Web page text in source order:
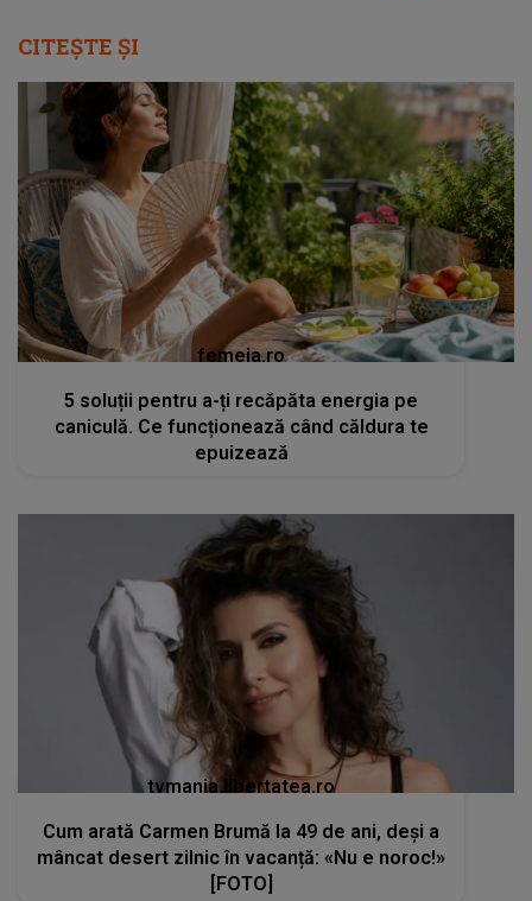
CITEȘTE ȘI
femeia.ro
5 soluții pentru a-ți recăpăta energia pe
caniculă. Ce funcționează când căldura te
epuizează
tvmania.libertatea.ro
Cum arată Carmen Brumă la 49 de ani, deși a
mâncat desert zilnic în vacanță: «Nu e noroc!»
[FOTO]